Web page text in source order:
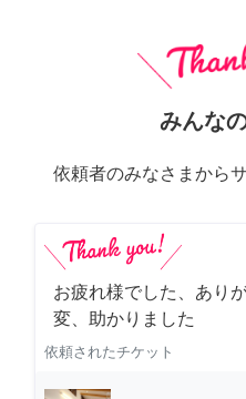
みんな
依頼者のみなさまから
お疲れ様でした、あり
変、助かりました
依頼されたチケット